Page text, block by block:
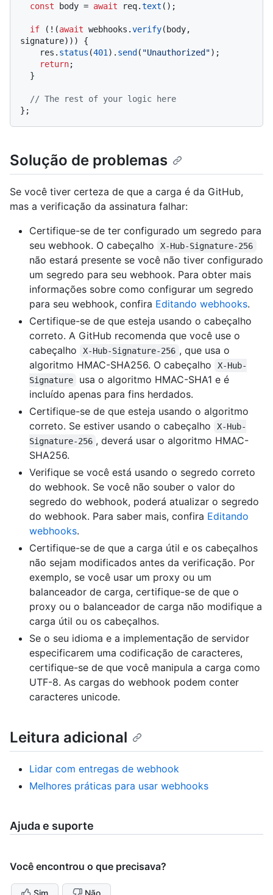
const body = await req.text ();
if (!(await webhooks.verify(body,
signature))) {
    res.
status (401 ). send ( "Unauthorized");
return;
// The rest of your logic here
Solução de problemas
Se você tiver certeza de que a carga é da GitHub,
mas a verificação da assinatura falhar:
Certifique-se de ter configurado um segredo para
seu webhook. O cabeçalho
X-Hub-Signature-256
não estará presente se você não tiver configurado
um segredo para seu webhook. Para obter mais
informações sobre como configurar um segredo
para seu webhook, confira Editando webhooks.
Certifique-se de que esteja usando o cabeçalho
correto. A GitHub recomenda que você use o
cabeçalho
X-Hub-Signature-256 , que usa o
algoritmo HMAC-SHA256. O cabeçalho
X-Hub-
Signature
usa o algoritmo HMAC-SHA1 e é
incluído apenas para fins herdados.
Certifique-se de que esteja usando o algoritmo
correto. Se estiver usando o cabeçalho
X-Hub-
Signature-256 , deverá usar o algoritmo HMAC-
SHA256.
Verifique se você está usando o segredo correto
do webhook. Se você não souber o valor do
segredo do webhook, poderá atualizar o segredo
do webhook. Para saber mais, confira Editando
webhooks.
Certifique-se de que a carga útil e os cabeçalhos
não sejam modificados antes da verificação. Por
exemplo, se você usar um proxy ou um
balanceador de carga, certifique-se de que o
proxy ou o balanceador de carga não modifique a
carga útil ou os cabeçalhos.
Se o seu idioma e a implementação de servidor
especificarem uma codificação de caracteres,
certifique-se de que você manipula a carga como
UTF-8. As cargas do webhook podem conter
caracteres unicode.
Leitura adicional
Lidar com entregas de webhook
Melhores práticas para usar webhooks
Ajuda e suporte
Você encontrou o que precisava?